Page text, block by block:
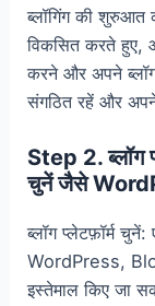
ब्लॉगिंग की शुरुआत
विकसित करते हुए,
करने और अपने
संगठित रहें और अपने
Step 2. ब्लॉग
चुनें जैसे
ब्लॉग प्लेटफ़ॉर्म
WordPress,
इस्तेमाल किए जा